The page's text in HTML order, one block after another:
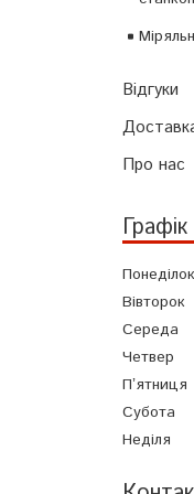
Відгуки
Про нас
Понеділок
Вівторок
Середа
Четвер
Пʼятниця
Субота
Неділя